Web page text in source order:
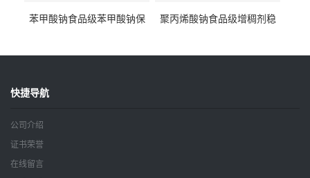
苯甲酸钠食品级苯甲酸钠保
聚丙烯酸钠食品级增稠剂稳
快捷导航
公司介绍
证书荣誉
在线留言